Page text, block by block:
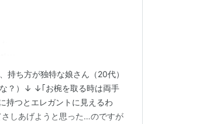
持ち方が独特な娘さん（20代）
？）↓ ↓｢お椀を取る時は両手
持つとエレガントに見えるわ
しあげようと思った…のですが